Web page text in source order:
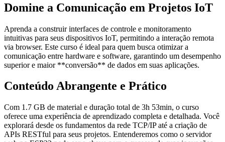
Domine a Comunicação em Projetos IoT
Aprenda a construir interfaces de controle e monitoramento
intuitivas para seus dispositivos IoT, permitindo a interação remota
via browser. Este curso é ideal para quem busca otimizar a
comunicação entre hardware e software, garantindo um desempenho
superior e maior **conversão** de dados em suas aplicações.
Conteúdo Abrangente e Prático
Com 1.7 GB de material e duração total de 3h 53min, o curso
oferece uma experiência de aprendizado completa e detalhada. Você
explorará desde os fundamentos da rede TCP/IP até a criação de
APIs RESTful para seus projetos. Entenderemos como o servidor